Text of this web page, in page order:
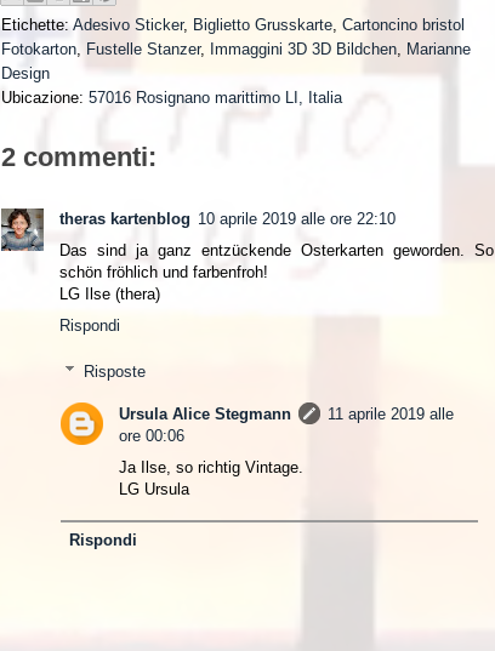
Etichette: Adesivo Sticker, Biglietto Grusskarte Cartoncino bristol
Fotokarton Fustelle Stanzer, Immaggini 3D 3D Bildchen Marianne
Design
Ubicazione: 57016 Rosignano marittimo LI, Italia
2 commenti:
theras kartenblog 10 aprile 2019 alle ore 22:10
Das sind ja ganz entzückende Osterkarten geworden. So
schön fröhlich und farbenfroh!
LG Ilse (thera)
Rispondi
Risposte
Ursula Alice Stegmann
11 aprile 2019 alle
ore 00:06
Ja Ilse, so richtig Vintage.
LG Ursula
Rispondi